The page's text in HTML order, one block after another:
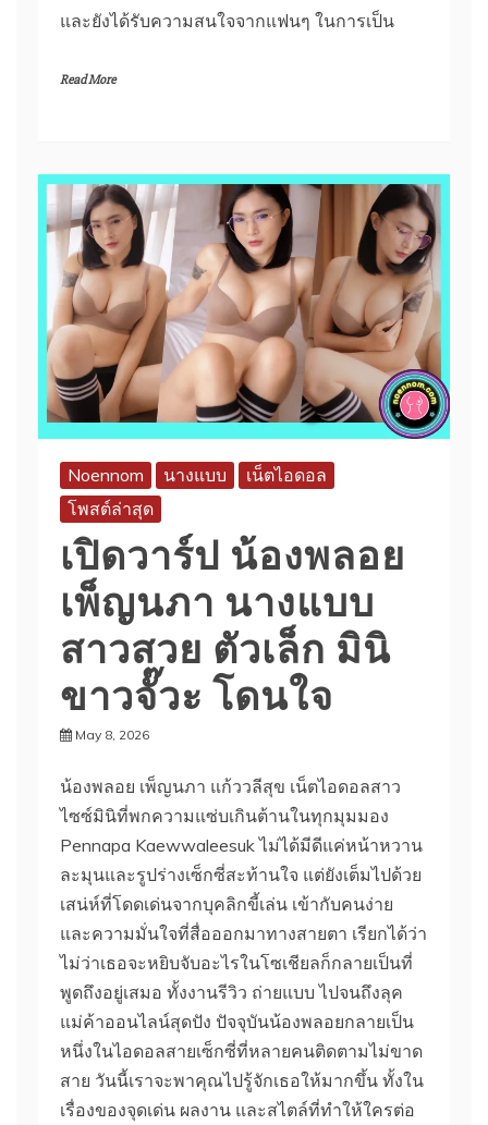
และยังได้รับความสนใจจากแฟนๆ ในการเป็น
Read More
Noennom นางแบบ
เน็ตไอดอล
โพสต์ล่าสุด
เปิดวาร์ป น้องพลอย
เพ็ญนภา นางแบบ
สาวสวย ตัวเล็ก มินิ
ขาวจั๊วะ โดนใจ
May 8, 2026
น้องพลอย เพ็ญนภา แก้ววลีสุข เน็ตไอดอลสาว
ไซซ์มินิที่พกความแซ่บเกินต้านในทุกมุมมอง
Pennapa Kaewwaleesuk ไม่ได้มีดีแค่หน้าหวาน
ละมุนและรูปร่างเซ็กซี่สะท้านใจ แต่ยังเต็มไปด้วย
เสน่ห์ที่โดดเด่นจากบุคลิกขี้เล่น เข้ากับคนง่าย
และความมั่นใจที่สื่อออกมาทางสายตา เรียกได้ว่า
ไม่ว่าเธอจะหยิบจับอะไรในโซเชียลก็กลายเป็นที่
พูดถึงอยู่เสมอ ทั้งงานรีวิว ถ่ายแบบ ไปจนถึงลุค
แม่ค้าออนไลน์สุดปัง ปัจจุบันน้องพลอยกลายเป็น
หนึ่งในไอดอลสายเซ็กซี่ที่หลายคนติดตามไม่ขาด
สาย วันนี้เราจะพาคุณไปรู้จักเธอให้มากขึ้น ทั้งใน
เรื่องของจุดเด่น ผลงาน และสไตล์ที่ทำให้ใครต่อ